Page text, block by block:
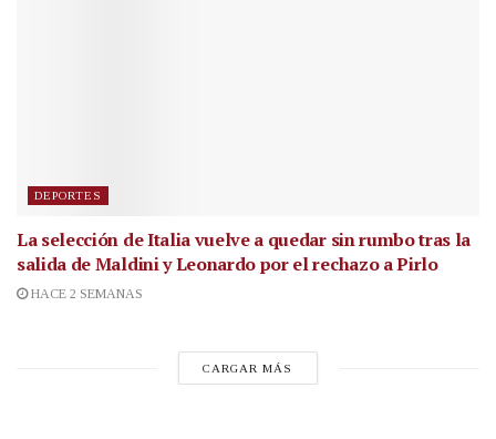
DEPORTES
La selección de Italia vuelve a quedar sin rumbo tras la
salida de Maldini y Leonardo por el rechazo a Pirlo
HACE 2 SEMANAS
CARGAR MÁS